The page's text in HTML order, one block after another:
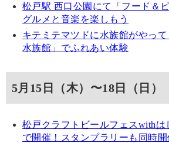
松戸駅 西口公園にて「フード＆
グルメと音楽を楽しもう
キテミテマツドに水族館がやっ
水族館」でふれあい体験
5月15日（木）〜18日（日）
松戸クラフトビールフェスwithは
で開催！スタンプラリーも同時開